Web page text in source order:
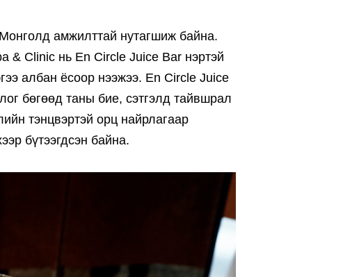
амжилттай нутагшиж байна.
& Clinic нь En Circle Juice Bar нэртэй
албан ёсоор нээжээ. En Circle Juice
бөгөөд таны бие, сэтгэлд тайвшрал
тэнцвэртэй орц найрлагаар
бүтээгдсэн байна.